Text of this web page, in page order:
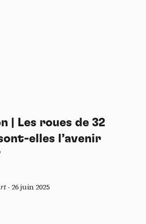
| Les roues de 32
elles l’avenir
- 26 juin 2025